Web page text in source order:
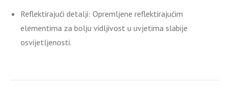
Reflektirajući detalji: Opremljene reflektirajućim
elementima za bolju vidljivost u uvjetima slabije
osvijetljenosti.